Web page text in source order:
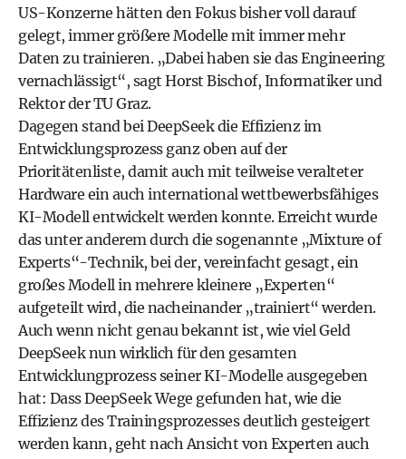
US-Konzerne hätten den Fokus bisher voll darauf
gelegt, immer größere Modelle mit immer mehr
Daten zu trainieren. „Dabei haben sie das Engineering
vernachlässigt“, sagt Horst Bischof, Informatiker und
Rektor der TU Graz.
Dagegen stand bei DeepSeek die Effizienz im
Entwicklungsprozess ganz oben auf der
Prioritätenliste, damit auch mit teilweise veralteter
Hardware ein auch international wettbewerbsfähiges
KI-Modell entwickelt werden konnte. Erreicht wurde
das unter anderem durch die sogenannte „Mixture of
Experts“-Technik, bei der, vereinfacht gesagt, ein
großes Modell in mehrere kleinere „Experten“
aufgeteilt wird, die nacheinander „trainiert“ werden.
Auch wenn nicht genau bekannt ist, wie viel Geld
DeepSeek nun wirklich für den gesamten
Entwicklungprozess seiner KI-Modelle ausgegeben
hat: Dass DeepSeek Wege gefunden hat, wie die
Effizienz des Trainingsprozesses deutlich gesteigert
werden kann, geht nach Ansicht von Experten auch